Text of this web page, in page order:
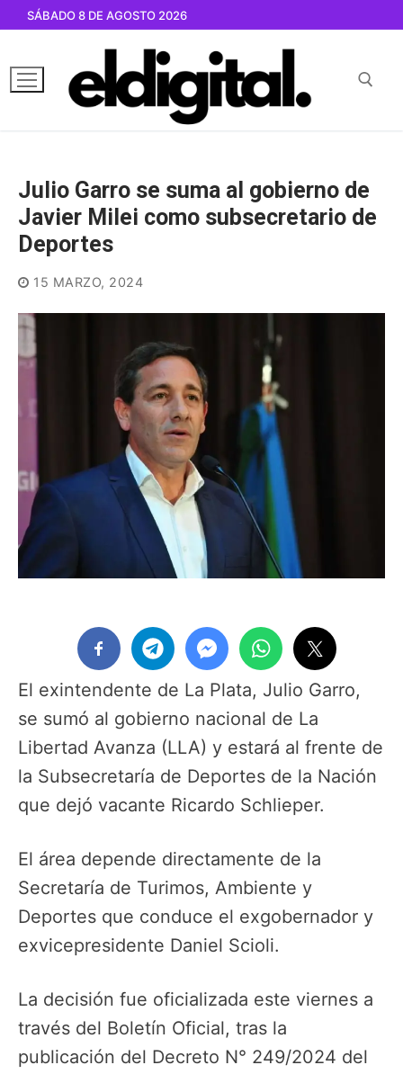
contenido
SÁBADO 8 DE AGOSTO 2026
Julio Garro se suma al gobierno de
Javier Milei como subsecretario de
Deportes
15 MARZO, 2024
El exintendente de La Plata, Julio Garro,
se sumó al gobierno nacional de La
Libertad Avanza (LLA) y estará al frente de
la Subsecretaría de Deportes de la Nación
que dejó vacante Ricardo Schlieper.
El área depende directamente de la
Secretaría de Turimos, Ambiente y
Deportes que conduce el exgobernador y
exvicepresidente Daniel Scioli.
La decisión fue oficializada este viernes a
través del Boletín Oficial, tras la
publicación del Decreto N° 249/2024 del